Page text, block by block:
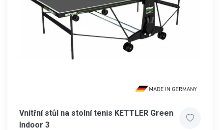
Vnitřní stůl na stolní tenis KETTLER Green
Indoor 3